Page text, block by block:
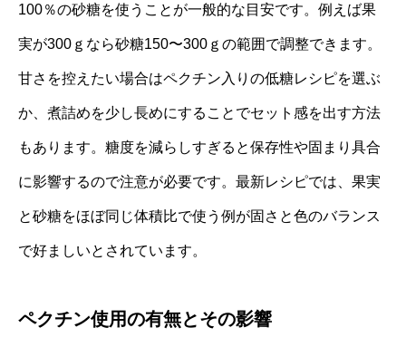
100％の砂糖を使うことが一般的な目安です。例えば果
実が300ｇなら砂糖150〜300ｇの範囲で調整できます。
甘さを控えたい場合はペクチン入りの低糖レシピを選ぶ
か、煮詰めを少し長めにすることでセット感を出す方法
もあります。糖度を減らしすぎると保存性や固まり具合
に影響するので注意が必要です。最新レシピでは、果実
と砂糖をほぼ同じ体積比で使う例が固さと色のバランス
で好ましいとされています。
ペクチン使用の有無とその影響